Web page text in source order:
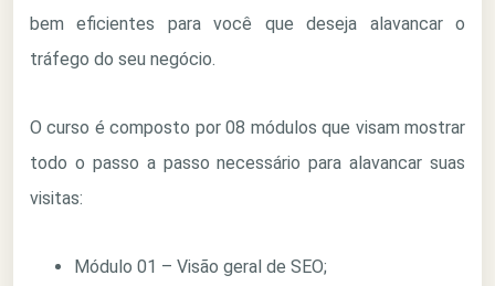
bem eficientes para você que deseja alavancar o
tráfego do seu negócio.
O curso é composto por 08 módulos que visam mostrar
todo o passo a passo necessário para alavancar suas
visitas:
Módulo 01 – Visão geral de SEO;